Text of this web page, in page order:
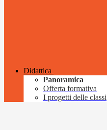
Didattica
Panoramica
Offerta formativa
I progetti delle classi